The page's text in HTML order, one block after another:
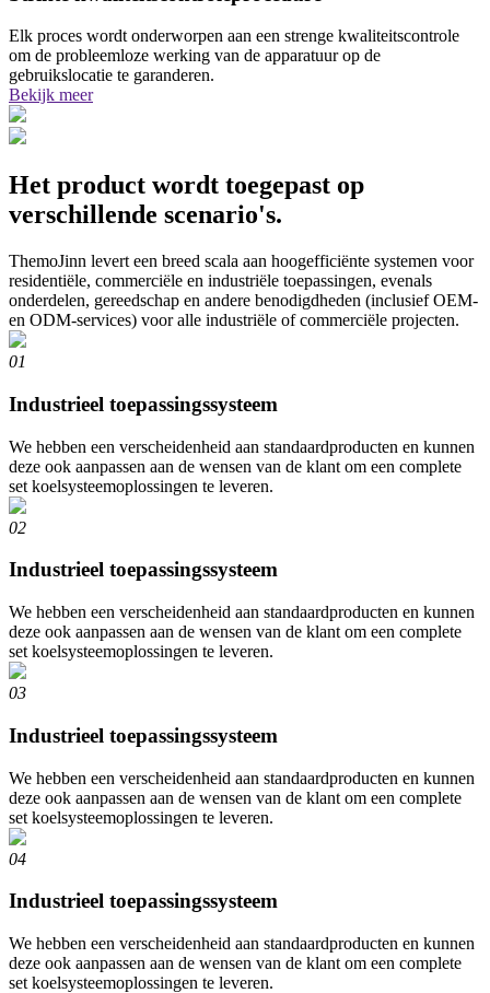
Elk proces wordt onderworpen aan een strenge kwaliteitscontrole
om de probleemloze werking van de apparatuur op de
gebruikslocatie te garanderen.
Bekijk meer
Het product wordt toegepast op
verschillende scenario's.
ThemoJinn levert een breed scala aan hoogefficiënte systemen voor
residentiële, commerciële en industriële toepassingen, evenals
onderdelen, gereedschap en andere benodigdheden (inclusief OEM-
en ODM-services) voor alle industriële of commerciële projecten.
01
Industrieel toepassingssysteem
We hebben een verscheidenheid aan standaardproducten en kunnen
deze ook aanpassen aan de wensen van de klant om een ​​complete
set koelsysteemoplossingen te leveren.
02
Industrieel toepassingssysteem
We hebben een verscheidenheid aan standaardproducten en kunnen
deze ook aanpassen aan de wensen van de klant om een ​​complete
set koelsysteemoplossingen te leveren.
03
Industrieel toepassingssysteem
We hebben een verscheidenheid aan standaardproducten en kunnen
deze ook aanpassen aan de wensen van de klant om een ​​complete
set koelsysteemoplossingen te leveren.
04
Industrieel toepassingssysteem
We hebben een verscheidenheid aan standaardproducten en kunnen
deze ook aanpassen aan de wensen van de klant om een ​​complete
set koelsysteemoplossingen te leveren.